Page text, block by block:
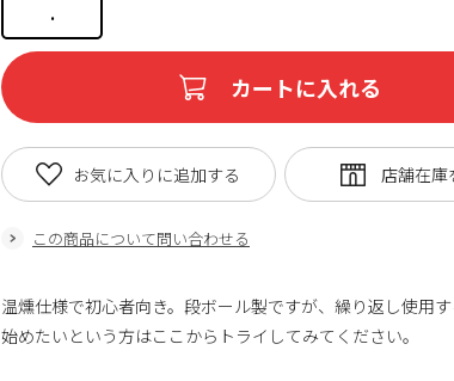
.
カートに入れる
この商品について問い合わせる
お気に入りに追加する
温燻仕様で初心者向き。段ボール製ですが、繰り返し使用
始めたいという方はここからトライしてみてください。